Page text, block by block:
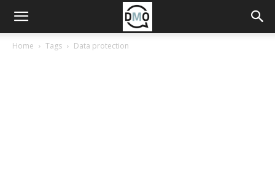
Home Tags Data protection